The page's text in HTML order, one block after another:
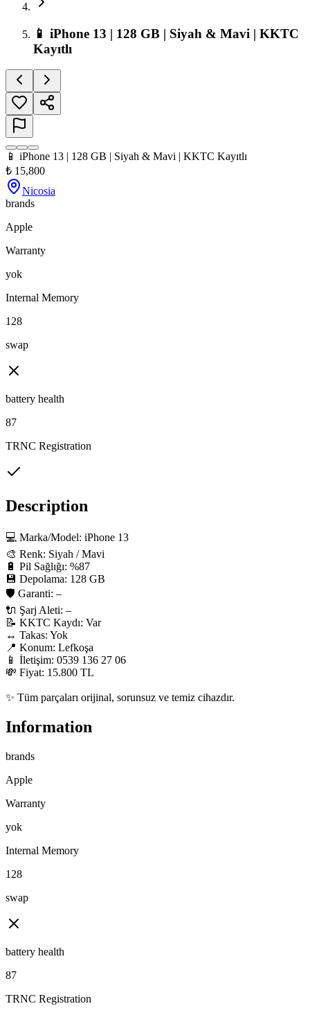
📱 iPhone 13 | 128 GB | Siyah & Mavi | KKTC
Kayıtlı
📱 iPhone 13 | 128 GB | Siyah & Mavi | KKTC Kayıtlı
₺ 15,800
Nicosia
brands
Apple
Warranty
yok
Internal Memory
128
swap
battery health
87
TRNC Registration
Description
💻 Marka/Model: iPhone 13
🎨 Renk: Siyah / Mavi
🔋 Pil Sağlığı: %87
💾 Depolama: 128 GB
🛡 Garanti: –
🔌 Şarj Aleti: –
📝 KKTC Kaydı: Var
↔️ Takas: Yok
📍 Konum: Lefkoşa
📱 İletişim: 0539 136 27 06
💸 Fiyat: 15.800 TL
✨ Tüm parçaları orijinal, sorunsuz ve temiz cihazdır.
Information
brands
Apple
Warranty
yok
Internal Memory
128
swap
battery health
87
TRNC Registration